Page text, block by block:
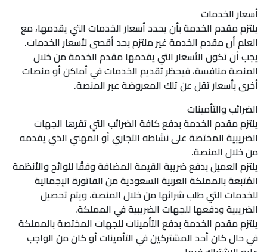
أسعار الخدمات
يلتزم مقدم الخدمة بأن يحدد أسعار الخدمات التي يقدمها، مع
العلم أن مقدم الخدمة غير ملتزم بحد أقصى لأسعار الخدمات.
يجب أن تكون الأسعار التي يقدمها مقدم الخدمة من خلال
المنصة منافسة، فيحظر تقديم الخدمات في أماكن أو منصات
أخرى بأسعار تقل عن تلك المعروضة عبر المنصة.
الضرائب والتأمينات
يلتزم مقدم الخدمة بدفع كافة الضرائب التي تقرها الجهات
الضريبية المختصة على نشاطه التجاري أو المهني الذي يقدمه
من خلال المنصة.
يلتزم العميل بدفع ضريبة القيمة المضافة وفقًا للوائح والأنظمة
المُتبعة بالمملكة العربية السعودية من الفاتورة الإجمالية
للخدمات التي طلب شرائها من خلال المنصة، ويتم تحصيل
الضريبية ودفعها للجهات الضريبية في المملكة.
يلتزم مقدم الخدمة بدفع التأمينات للجهات المختصة بالمملكة
في حال كان أحد المشتركين في التأمينات أو كان من الواجب